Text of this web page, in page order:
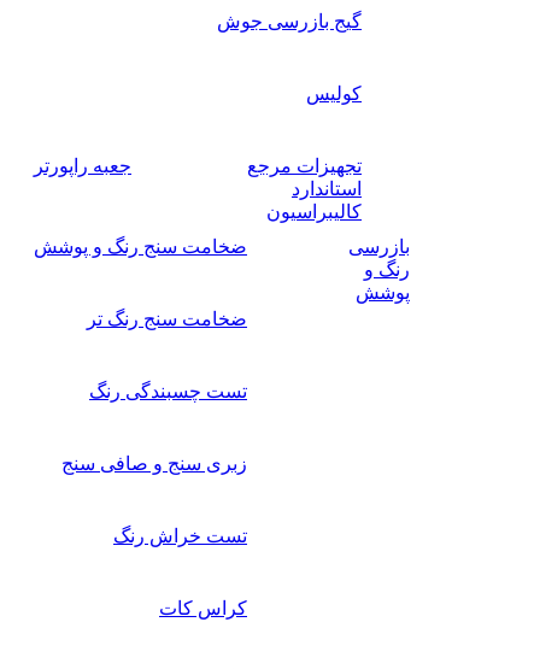
گیج بازرسی جوش
کولیس
تجهیزات مرجع
استاندارد
کالیبراسیون
جعبه راپورتر
بازرسی
رنگ و
پوشش
ضخامت سنج رنگ و پوشش
ضخامت سنج رنگ تر
تست چسبندگی رنگ
زبری سنج و صافی سنج
تست خراش رنگ
کراس کات